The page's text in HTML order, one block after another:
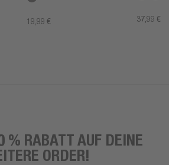
19,99 € 37,99 €
% RABATT AUF DEINE
ORDER!